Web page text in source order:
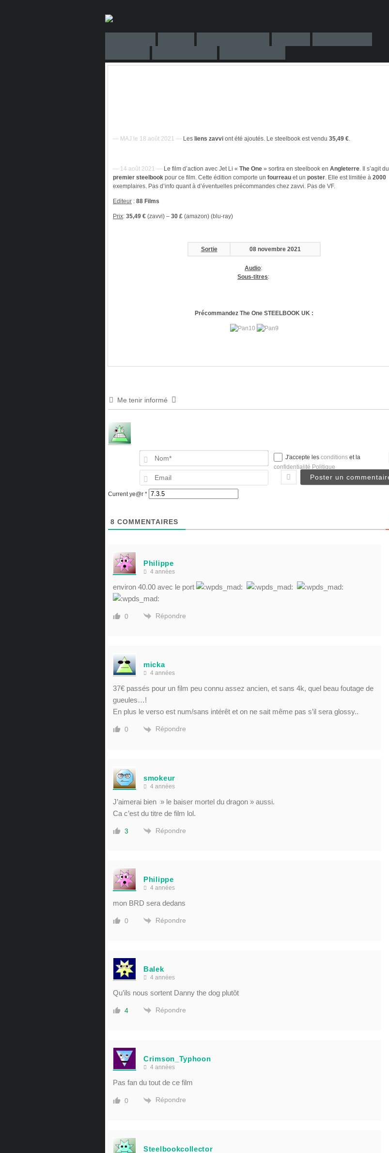
— MAJ le 18 août 2021 — Les liens zavvi ont été ajoutés. Le steelbook est vendu 35,49 €.
— 14 août 2021 — Le film d’action avec Jet Li « The One » sortira en steelbook en Angleterre. Il s’agit du
premier steelbook pour ce film. Cette édition comporte un fourreau et un poster. Elle est limitée à 2000
exemplaires. Pas d’info quant à d’éventuelles précommandes chez zavvi. Pas de VF.
Editeur : 88 Films
Prix: 35,49 € (zavvi) – 30 £ (amazon) (blu-ray)
Sortie 08 novembre 2021
Audio:
Sous-titres:
Précommandez The One STEELBOOK UK :
Me tenir informé
Nom*
J'accepte les conditions et la
confidentialité Politique
Current ye@r *
8 COMMENTAIRES
Philippe
4 années
environ 40.00 avec le port
0 Répondre
micka
4 années
37€ passés pour un film peu connu assez ancien, et sans 4k, quel beau foutage de
gueules…!
En plus le verso est num/sans intérêt et on ne sait même pas s’il sera glossy..
0 Répondre
smokeur
4 années
J’aimerai bien » le baiser mortel du dragon » aussi.
Ca c’est du titre de film lol.
3 Répondre
Philippe
4 années
mon BRD sera dedans
0 Répondre
Balek
4 années
Qu’ils nous sortent Danny the dog plutôt
4 Répondre
Crimson_Typhoon
4 années
Pas fan du tout de ce film
0 Répondre
Steelbookcollector